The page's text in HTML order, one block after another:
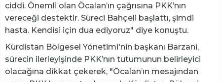
ciddi. Önemli olan Öcalan’ın çağrısına PKK’nın
vereceği destektir. Süreci Bahçeli başlattı, şimdi
hasta. Kendisi için dua ediyoruz" diye konuştu.
Kürdistan Bölgesel Yönetimi'nin başkanı Barzani,
sürecin ilerleyişinde PKK’nın tutumunun belirleyici
olacağına dikkat çekerek, "Öcalan’ın mesajından